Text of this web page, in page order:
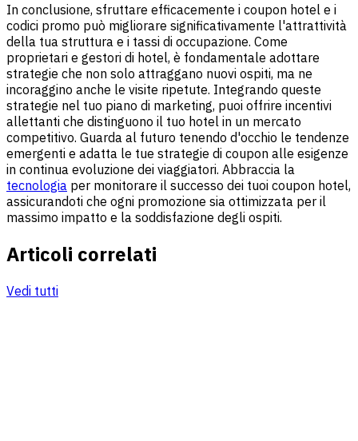
In conclusione, sfruttare efficacemente i coupon hotel e i
codici promo può migliorare significativamente l'attrattività
della tua struttura e i tassi di occupazione. Come
proprietari e gestori di hotel, è fondamentale adottare
strategie che non solo attraggano nuovi ospiti, ma ne
incoraggino anche le visite ripetute. Integrando queste
strategie nel tuo piano di marketing, puoi offrire incentivi
allettanti che distinguono il tuo hotel in un mercato
competitivo. Guarda al futuro tenendo d'occhio le tendenze
emergenti e adatta le tue strategie di coupon alle esigenze
in continua evoluzione dei viaggiatori. Abbraccia la
tecnologia per monitorare il successo dei tuoi coupon hotel,
assicurandoti che ogni promozione sia ottimizzata per il
massimo impatto e la soddisfazione degli ospiti.
Articoli correlati
Vedi tutti